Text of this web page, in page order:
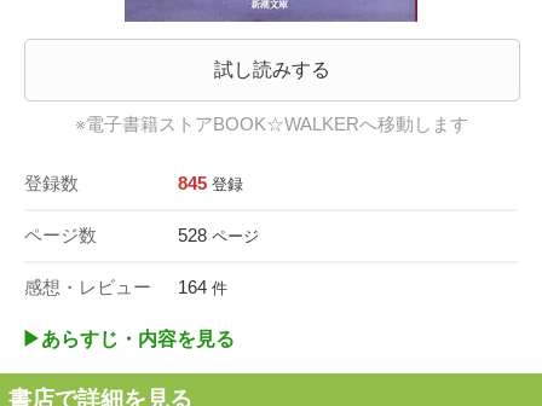
試し読みする
※電子書籍ストアBOOK☆WALKERへ移動します
登録数 845 登録
ページ数 528 ページ
感想・レビュー 164 件
▶︎あらすじ・内容を見る
書店で詳細を見る